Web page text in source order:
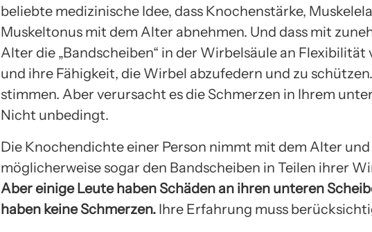
beliebte medizinische Idee, dass Knochenstärke,
Muskeltonus mit dem Alter abnehmen. Und dass mit
Alter die „Bandscheiben“ in der Wirbelsäule an Flexibilität
und ihre Fähigkeit, die Wirbel abzufedern und zu
stimmen. Aber verursacht es die Schmerzen in Ihrem
Nicht unbedingt.
Die Knochendichte einer Person nimmt mit dem Alter und
möglicherweise sogar den Bandscheiben in Teilen ihrer
Aber einige Leute haben Schäden an ihren unteren
haben keine Schmerzen. Ihre Erfahrung muss